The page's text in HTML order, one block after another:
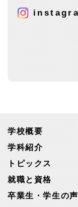
学校概要
学科紹介
トピックス
就職と資格
卒業生・学生の声